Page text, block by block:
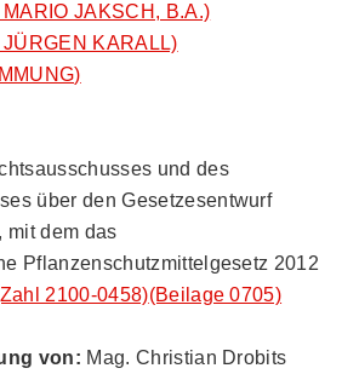
JAKSCH, B.A.)
KARALL)
und des
über den Gesetzesentwurf
mit dem das
Pflanzenschutzmittelgesetz 2012
2100-0458)(Beilage 0705)
von: Mag. Christian Drobits